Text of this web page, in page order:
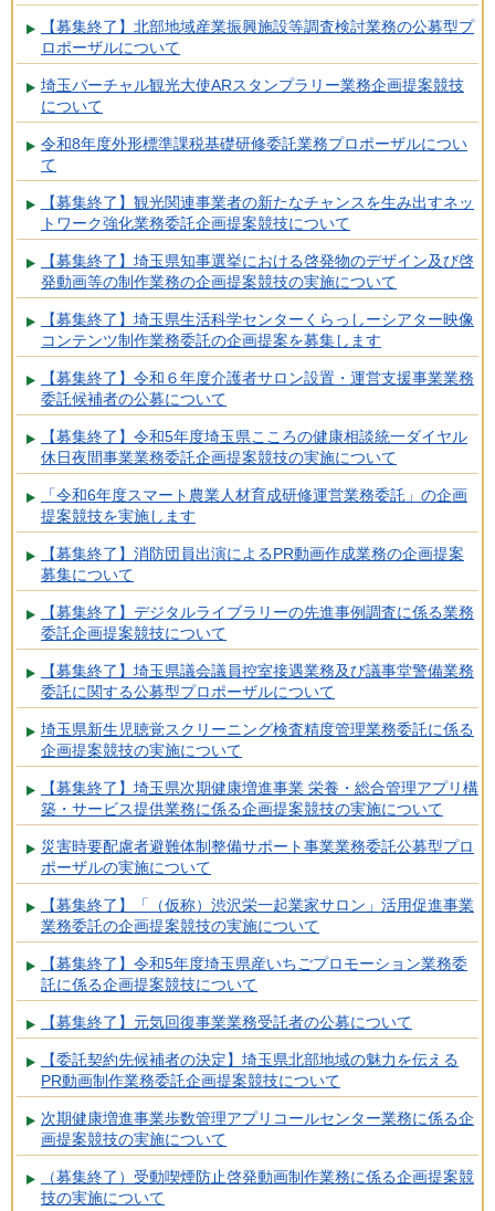
【募集終了】北部地域産業振興施設等調査検討業務の公募型プ
ロポーザルについて
埼玉バーチャル観光大使ARスタンプラリー業務企画提案競技
について
令和8年度外形標準課税基礎研修委託業務プロポーザルについ
て
【募集終了】観光関連事業者の新たなチャンスを生み出すネッ
トワーク強化業務委託企画提案競技について
【募集終了】埼玉県知事選挙における啓発物のデザイン及び啓
発動画等の制作業務の企画提案競技の実施について
【募集終了】埼玉県生活科学センターくらっしーシアター映像
コンテンツ制作業務委託の企画提案を募集します
【募集終了】令和６年度介護者サロン設置・運営支援事業業務
委託候補者の公募について
【募集終了】令和5年度埼玉県こころの健康相談統一ダイヤル
休日夜間事業業務委託企画提案競技の実施について
「令和6年度スマート農業人材育成研修運営業務委託」の企画
提案競技を実施します
【募集終了】消防団員出演によるPR動画作成業務の企画提案
募集について
【募集終了】デジタルライブラリーの先進事例調査に係る業務
委託企画提案競技について
【募集終了】埼玉県議会議員控室接遇業務及び議事堂警備業務
委託に関する公募型プロポーザルについて
埼玉県新生児聴覚スクリーニング検査精度管理業務委託に係る
企画提案競技の実施について
【募集終了】埼玉県次期健康増進事業 栄養・総合管理アプリ構
築・サービス提供業務に係る企画提案競技の実施について
災害時要配慮者避難体制整備サポート事業業務委託公募型プロ
ポーザルの実施について
【募集終了】「（仮称）渋沢栄一起業家サロン」活用促進事業
業務委託の企画提案競技の実施について
【募集終了】令和5年度埼玉県産いちごプロモーション業務委
託に係る企画提案競技について
【募集終了】元気回復事業業務受託者の公募について
【委託契約先候補者の決定】埼玉県北部地域の魅力を伝える
PR動画制作業務委託企画提案競技について
次期健康増進事業歩数管理アプリコールセンター業務に係る企
画提案競技の実施について
（募集終了）受動喫煙防止啓発動画制作業務に係る企画提案競
技の実施について